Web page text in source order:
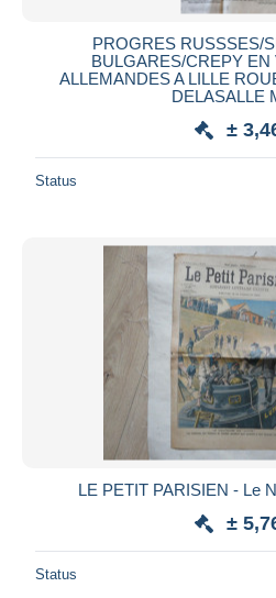
PROGRES RUSSSES/
BULGARES/CREPY EN
ALLEMANDES A LILLE
DELASALLE
±
Status
LE PETIT PARISIEN - Le
±
Status